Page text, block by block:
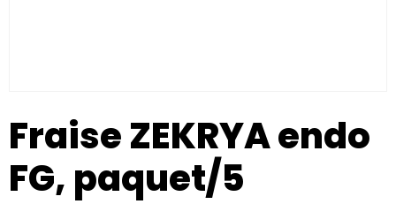
Fraise ZEKRYA endo
FG, paquet/5